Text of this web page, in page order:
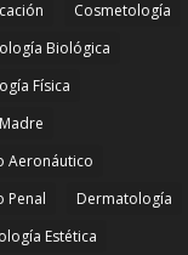
Cosmetología
Biológica
Física
Aeronáutico
Penal
Dermatología
Estética